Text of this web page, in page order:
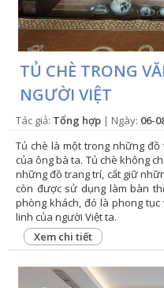
TỦ CHÈ TRONG
NGƯỜI VIỆT
Tác giả: Tổng hợp | Ngày: 06-
Tủ chè là một trong những
của ông bà ta. Tủ chè không
những đồ trang trí, cất giữ
còn được sử dụng làm bàn
phòng khách, đó là phong
linh của người Việt ta.
Xem chi tiết